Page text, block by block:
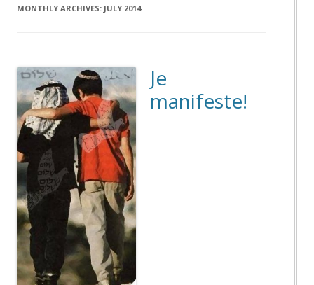
MONTHLY ARCHIVES: JULY 2014
Je
manifeste!